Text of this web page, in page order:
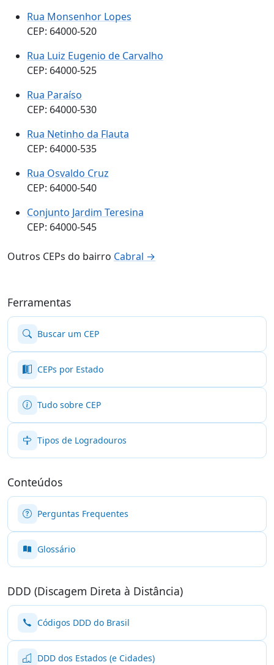
Rua Monsenhor Lopes
CEP: 64000-520
Rua Luiz Eugenio de Carvalho
CEP: 64000-525
Rua Paraíso
CEP: 64000-530
Rua Netinho da Flauta
CEP: 64000-535
Rua Osvaldo Cruz
CEP: 64000-540
Conjunto Jardim Teresina
CEP: 64000-545
Outros CEPs do bairro Cabral →
Ferramentas
Buscar um CEP
CEPs por Estado
Tudo sobre CEP
Tipos de Logradouros
Conteúdos
Perguntas Frequentes
Glossário
DDD (Discagem Direta à Distância)
Códigos DDD do Brasil
DDD dos Estados (e Cidades)